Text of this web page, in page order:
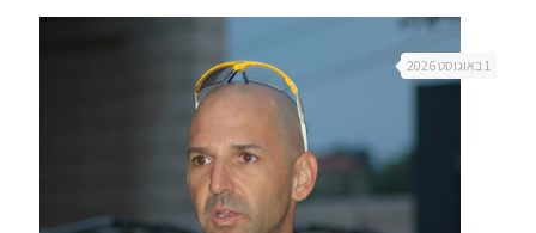
1 באוגוסט 2026